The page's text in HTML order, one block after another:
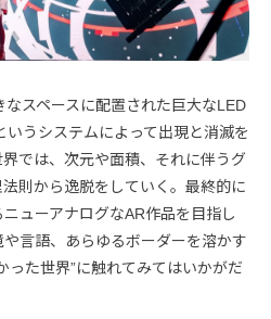
スペースに配置された巨大なLED
いうシステムによって出現と消滅を
では、次元や面積、それに伴うグ
則から逸脱をしていく。最終的に
ューアナログなAR作品を目指し
言語、あらゆるボーダーを溶かす
った世界”に触れてみてはいかがだ